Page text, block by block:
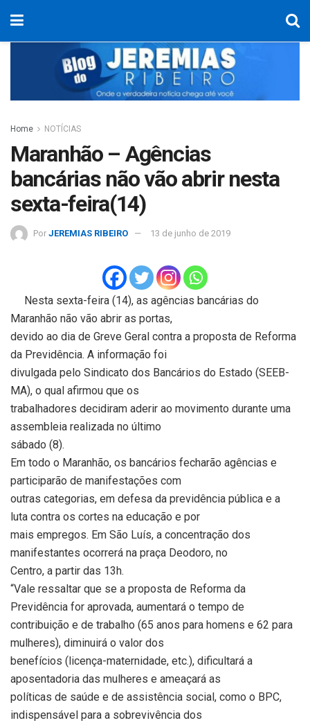
Home NOTÍCIAS
Maranhão – Agências
bancárias não vão abrir nesta
sexta-feira(14)
Por JEREMIAS RIBEIRO 13 de junho de 2019
Nesta sexta-feira (14), as agências bancárias do
Maranhão não vão abrir as portas,
devido ao dia de Greve Geral contra a proposta de Reforma
da Previdência. A informação foi
divulgada pelo Sindicato dos Bancários do Estado (SEEB-
MA), o qual afirmou que os
trabalhadores decidiram aderir ao movimento durante uma
assembleia realizada no último
sábado (8).
Em todo o Maranhão, os bancários fecharão agências e
participarão de manifestações com
outras categorias, em defesa da previdência pública e a
luta contra os cortes na educação e por
mais empregos. Em São Luís, a concentração dos
manifestantes ocorrerá na praça Deodoro, no
Centro, a partir das 13h.
“Vale ressaltar que se a proposta de Reforma da
Previdência for aprovada, aumentará o tempo de
contribuição e de trabalho (65 anos para homens e 62 para
mulheres), diminuirá o valor dos
benefícios (licença-maternidade, etc.), dificultará a
aposentadoria das mulheres e ameaçará as
políticas de saúde e de assistência social, como o BPC,
indispensável para a sobrevivência dos